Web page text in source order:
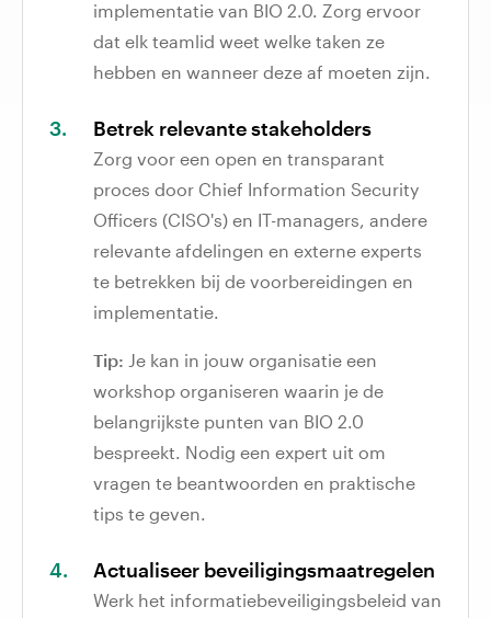
implementatie van BIO 2.0. Zorg ervoor
dat elk teamlid weet welke taken ze
hebben en wanneer deze af moeten zijn.
Betrek relevante stakeholders
Zorg voor een open en transparant
proces door Chief Information Security
Officers (CISO's) en IT-managers, andere
relevante afdelingen en externe experts
te betrekken bij de voorbereidingen en
implementatie.
Tip: Je kan in jouw organisatie een
workshop organiseren waarin je de
belangrijkste punten van BIO 2.0
bespreekt. Nodig een expert uit om
vragen te beantwoorden en praktische
tips te geven.
Actualiseer beveiligingsmaatregelen
Werk het informatiebeveiligingsbeleid van